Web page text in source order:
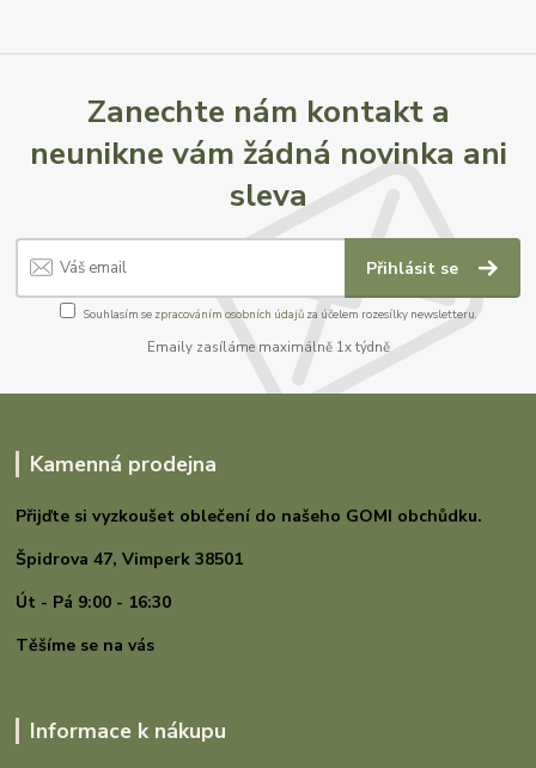
Zanechte nám kontakt a
neunikne vám žádná novinka ani
sleva
Přihlásit se
Souhlasím se zpracováním osobních údajůza účelem rozesílky newsletteru.
Emaily zasíláme maximálně 1x týdně
Kamenná prodejna
Přijďte si vyzkoušet oblečení do našeho GOMI obchůdku.
Špidrova 47,Vimperk 38501
Út - Pá 9:00 - 16:30
Těšíme se na vás
Informace k nákupu